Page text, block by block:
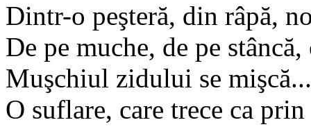
Dintr-o peşteră, din râpă,
De pe muche, de pe
Muşchiul zidului se
O suflare, care trece ca